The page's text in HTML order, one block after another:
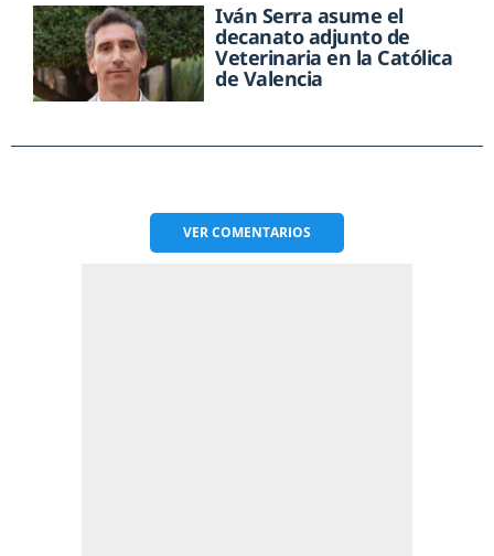
Iván Serra asume el
decanato adjunto de
Veterinaria en la Católica
de Valencia
VERCOMENTARIOS